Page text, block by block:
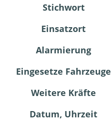
Stichwort
Einsatzort
Alarmierung
Eingesetze Fahrzeuge
Weitere Kräfte
Datum, Uhrzeit